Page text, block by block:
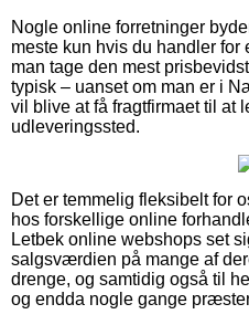
Nogle online forretninger
meste kun hvis du handler for
man tage den mest
typisk – uanset om man er i
vil blive at få fragtfirmaet til at
udleveringssted.
Det er temmelig fleksibelt for
hos forskellige online
Letbek online webshops set
salgsværdien på mange af
drenge, og samtidig også til
og endda nogle gange